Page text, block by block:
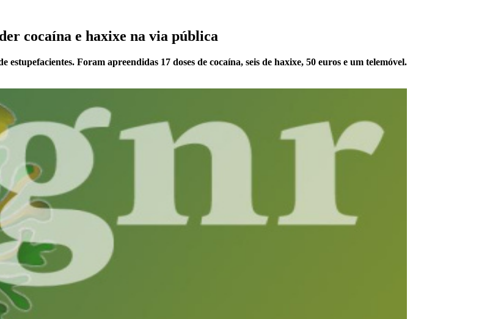
cocaína e haxixe na via pública
Foram apreendidas 17 doses de cocaína, seis de haxixe, 50 euros e um telemóvel.